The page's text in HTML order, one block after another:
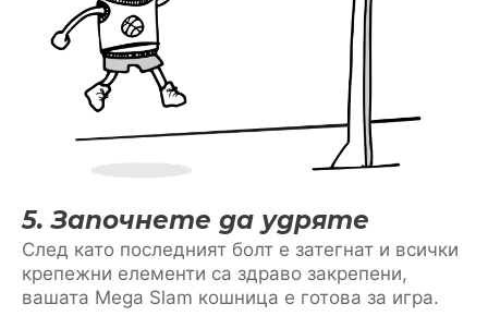
5. Започнете да удряте
След като последният болт е затегнат и всички
крепежни елементи са здраво закрепени,
вашата Mega Slam кошница е готова за игра.